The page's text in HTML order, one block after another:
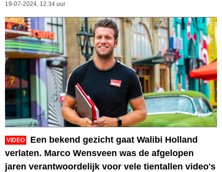
19-07-2024, 12.34 uur
VIDEO
Een bekend gezicht gaat Walibi Holland
verlaten. Marco Wensveen was de afgelopen
jaren verantwoordelijk voor vele tientallen video's